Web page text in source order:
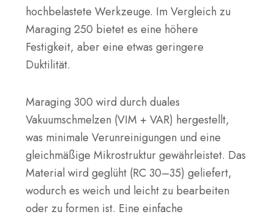
hochbelastete Werkzeuge. Im Vergleich zu
Maraging 250 bietet es eine höhere
Festigkeit, aber eine etwas geringere
Duktilität.
Maraging 300 wird durch duales
Vakuumschmelzen (VIM + VAR) hergestellt,
was minimale Verunreinigungen und eine
gleichmäßige Mikrostruktur gewährleistet. Das
Material wird geglüht (RC 30–35) geliefert,
wodurch es weich und leicht zu bearbeiten
oder zu formen ist. Eine einfache